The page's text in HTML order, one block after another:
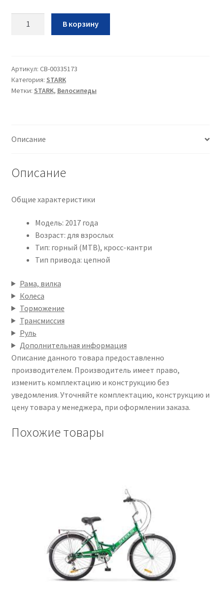
D
26.1•2025•грозовой
матовый+изумрудный•18•26.1
В корзину
Артикул: CB-00335173
Категория: STARK
Метки: STARK, Велосипеды
Описание
Описание
Общие характеристики
Модель: 2017 года
Возраст: для взрослых
Тип: горный (MTB), кросс-кантри
Тип привода: цепной
Рама, вилка
Колеса
Торможение
Трансмиссия
Руль
Дополнительная информация
Описание данного товара предоставленно
производителем. Производитель имеет право,
изменить комплектацию и конструкцию без
уведомления. Уточняйте комплектацию, конструкцию и
цену товара у менеджера, при оформлении заказа.
Похожие товары